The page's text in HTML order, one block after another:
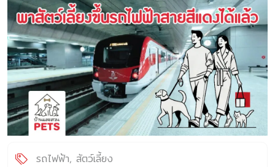
ที่กำลังเกิดขึ้นทั่วโลก Pet Parent คือการนิยามใหม่ของ
เจ้าของสัตว์เลี้ยง ซึ่งเมื่อก่อนเราทั้งหลายคุ้นชินกับคำว่า Pet
Owner แต่ในปัจจุบัน เจ้าของสัตว์เลี้ยงส่วนใหญ่เรียกสัตว์เลี้ยง
ของตัวเองว่า ลูก และแทนตัวเองว่า พ่อแม่ ดังนั้น การดูแล
สัตว์เลี้ยง หรือรูปแบบวิถีชีวิตของคนกับสัตว์เลี้ยงในปัจจุบัน จึง
แตกต่างออกไปจากเมื่อสิบกว่าปีที่แล้ว ทุกวันนี้ เหล่าบรรดา
Pet Parents ปฏิบัติกับสัตว์เลี้ยงให้เป็นเสมือน “บุคคล” หนึ่ง
ภายในบ้าน พฤติกรรมการเลี้ยงสัตว์ของคนในยุคปัจจุบัน ไม่
เพียงเปลี่ยนมุมมองการเลี้ยงสัตว์ แต่ยังส่งผลให้ตลาดสัตว์เลี้ยง
และธุรกิจที่เกี่ยวเนื่องเติบโตอย่างมาก เช่น ธุรกิจอาหารสัตว์
เลี้ยง ธุรกิจเกี่ยวสุขภาพสัตว์เลี้ยง ธุรกิจของเล่นและของใช้
รถไฟฟ้า สัตว์เลี้ยง